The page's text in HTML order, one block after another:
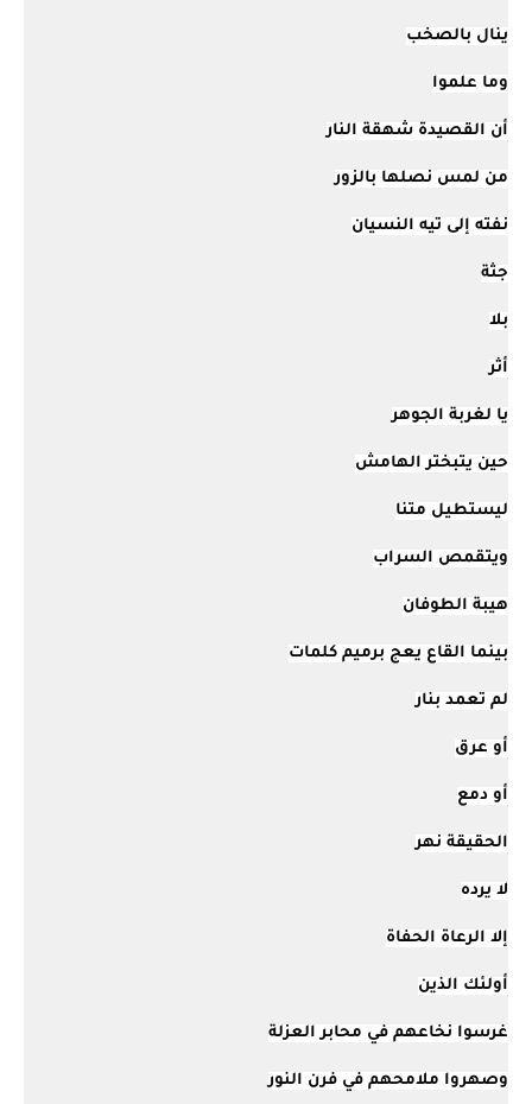
ينال بالصخب
وما علموا
أن القصيدة شهقة النار
من لمس نصلها بالزور
نفته إلى تيه النسيان
جثة
بلا
أثر
يا لغربة الجوهر
حين يتبختر الهامش
ليستطيل متنا
ويتقمص السراب
هيبة الطوفان
بينما القاع يعج برميم كلمات
لم تعمد بنار
أو عرق
أو دمع
الحقيقة نهر
لا يرده
إلا الرعاة الحفاة
أولئك الذين
غرسوا نخاعهم في محابر العزلة
وصهروا ملامحهم في فرن النور